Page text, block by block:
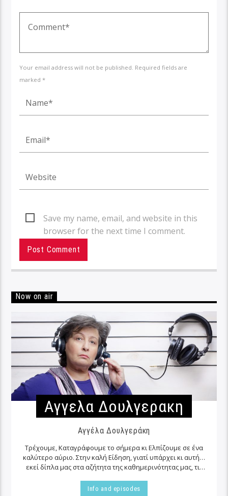
Your email address will not be published. Required fields are
marked *
Save my name, email, and website in this
browser for the next time I comment.
Now on air
Αγγελα Δουλγερακη
Αγγέλα Δουλγεράκη
Τρέχουμε, Καταγράφουμε το σήμερα κι Ελπίζουμε σε ένα
καλύτερο αύριο. Στην καλή Είδηση, γιατί υπάρχει κι αυτή…
εκεί δίπλα μας στα αζήτητα της καθημερινότητας μας, τις
Info and episodes